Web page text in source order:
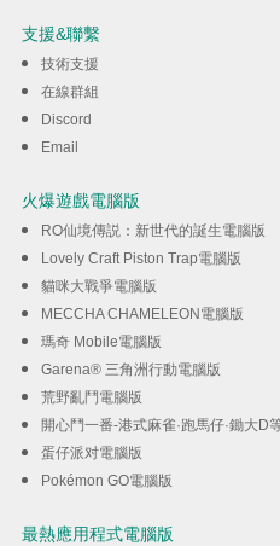
支援&聯繫
技術支援
在線群組
Discord
Email
火爆遊戲電腦版
RO仙境傳説：新世代的誕生電腦版
Lovely Craft Piston Trap電腦版
貓咪大戰爭電腦版
MECCHA CHAMELEON電腦版
瑪奇 Mobile電腦版
Garena® 三角洲行動電腦版
荒野亂鬥電腦版
開心鬥一番-港式麻雀·跑馬仔·鋤大D
蛋仔派对電腦版
Pokémon GO電腦版
最熱應用程式電腦版